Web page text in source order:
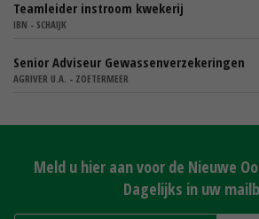
Teamleider instroom kwekerij
IBN - SCHAIJK
Senior Adviseur Gewassenverzekeringen
AGRIVER U.A. - ZOETERMEER
Meld u hier aan voor de Nieuwe
Dagelijks in uw